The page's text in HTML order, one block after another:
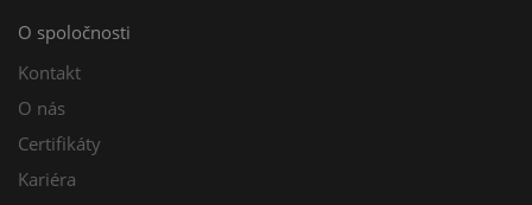
O spoločnosti
Kontakt
O nás
Certifikáty
Kariéra